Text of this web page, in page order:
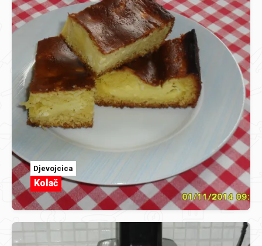
Djevojcica
Kolač